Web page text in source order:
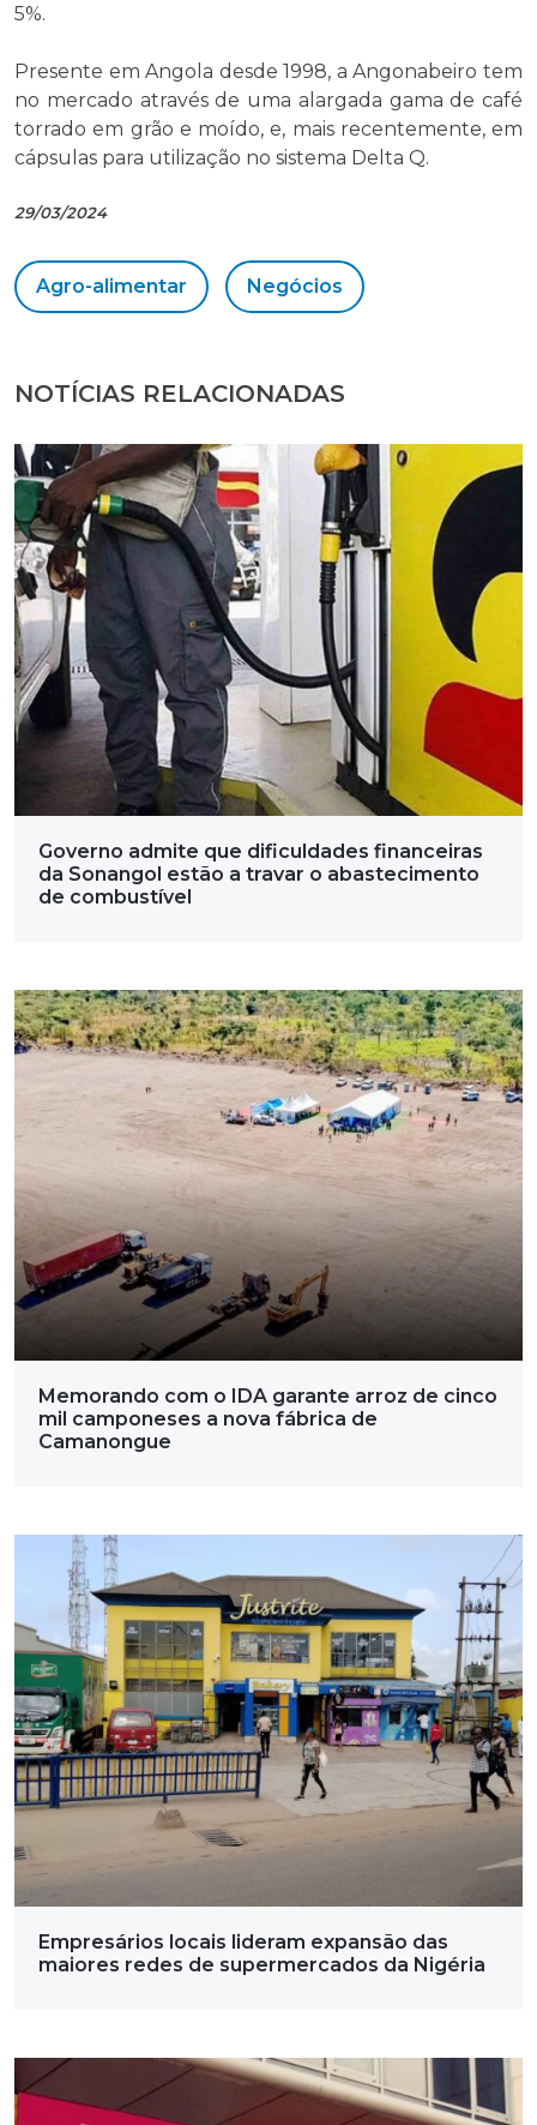
5%.
Presente em Angola desde 1998, a Angonabeiro tem
no mercado através de uma alargada gama de café
torrado em grão e moído, e, mais recentemente, em
cápsulas para utilização no sistema Delta Q.
29/03/2024
Agro-alimentar Negócios
NOTÍCIAS RELACIONADAS
Governo admite que dificuldades financeiras
da Sonangol estão a travar o abastecimento
de combustível
Memorando com o IDA garante arroz de cinco
mil camponeses a nova fábrica de
Camanongue
Empresários locais lideram expansão das
maiores redes de supermercados da Nigéria